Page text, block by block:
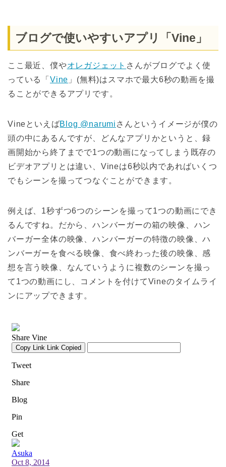
ブログで使いやすいアプリ「Vine」
ここ最近、僕やオレガジェット さんがブログでよく使
っている「 Vine 」(無料)はスマホで最大6秒の動画を撮
ることができるアプリです。
VineといえばBlog @narumi さんというイメージが僕の
頭の中にあるんですが、どんなアプリかというと、録
画開始から終了までで1つの動画になってしまう既存の
ビデオアプリとは違い、Vineは6秒以内であればいくつ
でもシーンを撮ってつなぐことができます。
例えば、1秒ずつ6つのシーンを撮って1つの動画にでき
るんですね。だから、ハンバーガーの箱の映像、ハン
バーガー全体の映像、ハンバーガーの特徴の映像、ハ
ンバーガーを食べる映像、食べ終わった後の映像、感
想を言う映像、なんていうように複数のシーンを撮っ
て1つの動画にし、コメントを付けてVineのタイムライ
ンにアップできます。